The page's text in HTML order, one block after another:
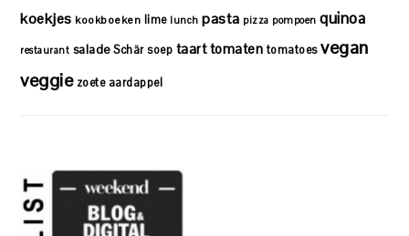
koekjes kookboeken lime lunch pasta pizza pompoen quinoa
restaurant salade Schär soep taarttomaten tomatoes vegan
veggie zoete aardappel